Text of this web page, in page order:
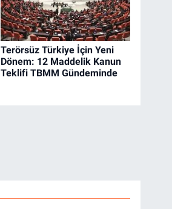
Terörsüz Türkiye İçin Yeni
Dönem: 12 Maddelik Kanun
Teklifi TBMM Gündeminde